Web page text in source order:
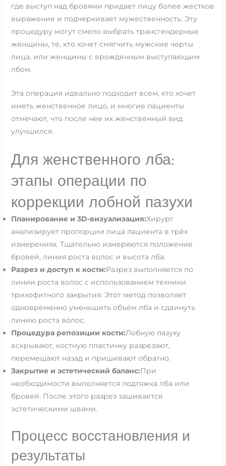
где выступ над бровями придает лицу более жесткое
выражение и подчеркивает мужественность. Эту
процедуру могут смело выбрать трансгендерные
женщины, те, кто хочет смягчить мужские черты
лица, или женщины с врожденным выступающим
лбом.
Эта операция идеально подходит всем, кто хочет
иметь женственное лицо, и многие пациенты
отмечают, что после нее их женственный вид
улучшился.
Для женственного лба:
этапы операции по
коррекции лобной пазухи
Планирование и 3D-визуализация:Хирург
анализирует пропорции лица пациента в трёх
измерениях. Тщательно измеряются положение
бровей, линия роста волос и высота лба.
Разрез и доступ к кости:Разрез выполняется по
линии роста волос с использованием техники
трихофитного закрытия. Этот метод позволяет
одновременно уменьшить объём лба и сдвинуть
линию роста волос.
Процедура репозиции кости:Лобную пазуху
вскрывают, костную пластинку разрезают,
перемещают назад и пришивают обратно.
Закрытие и эстетический баланс:При
необходимости выполняется подтяжка лба или
бровей. После этого разрез зашивается
эстетическими швами.
Процесс восстановления и
результаты